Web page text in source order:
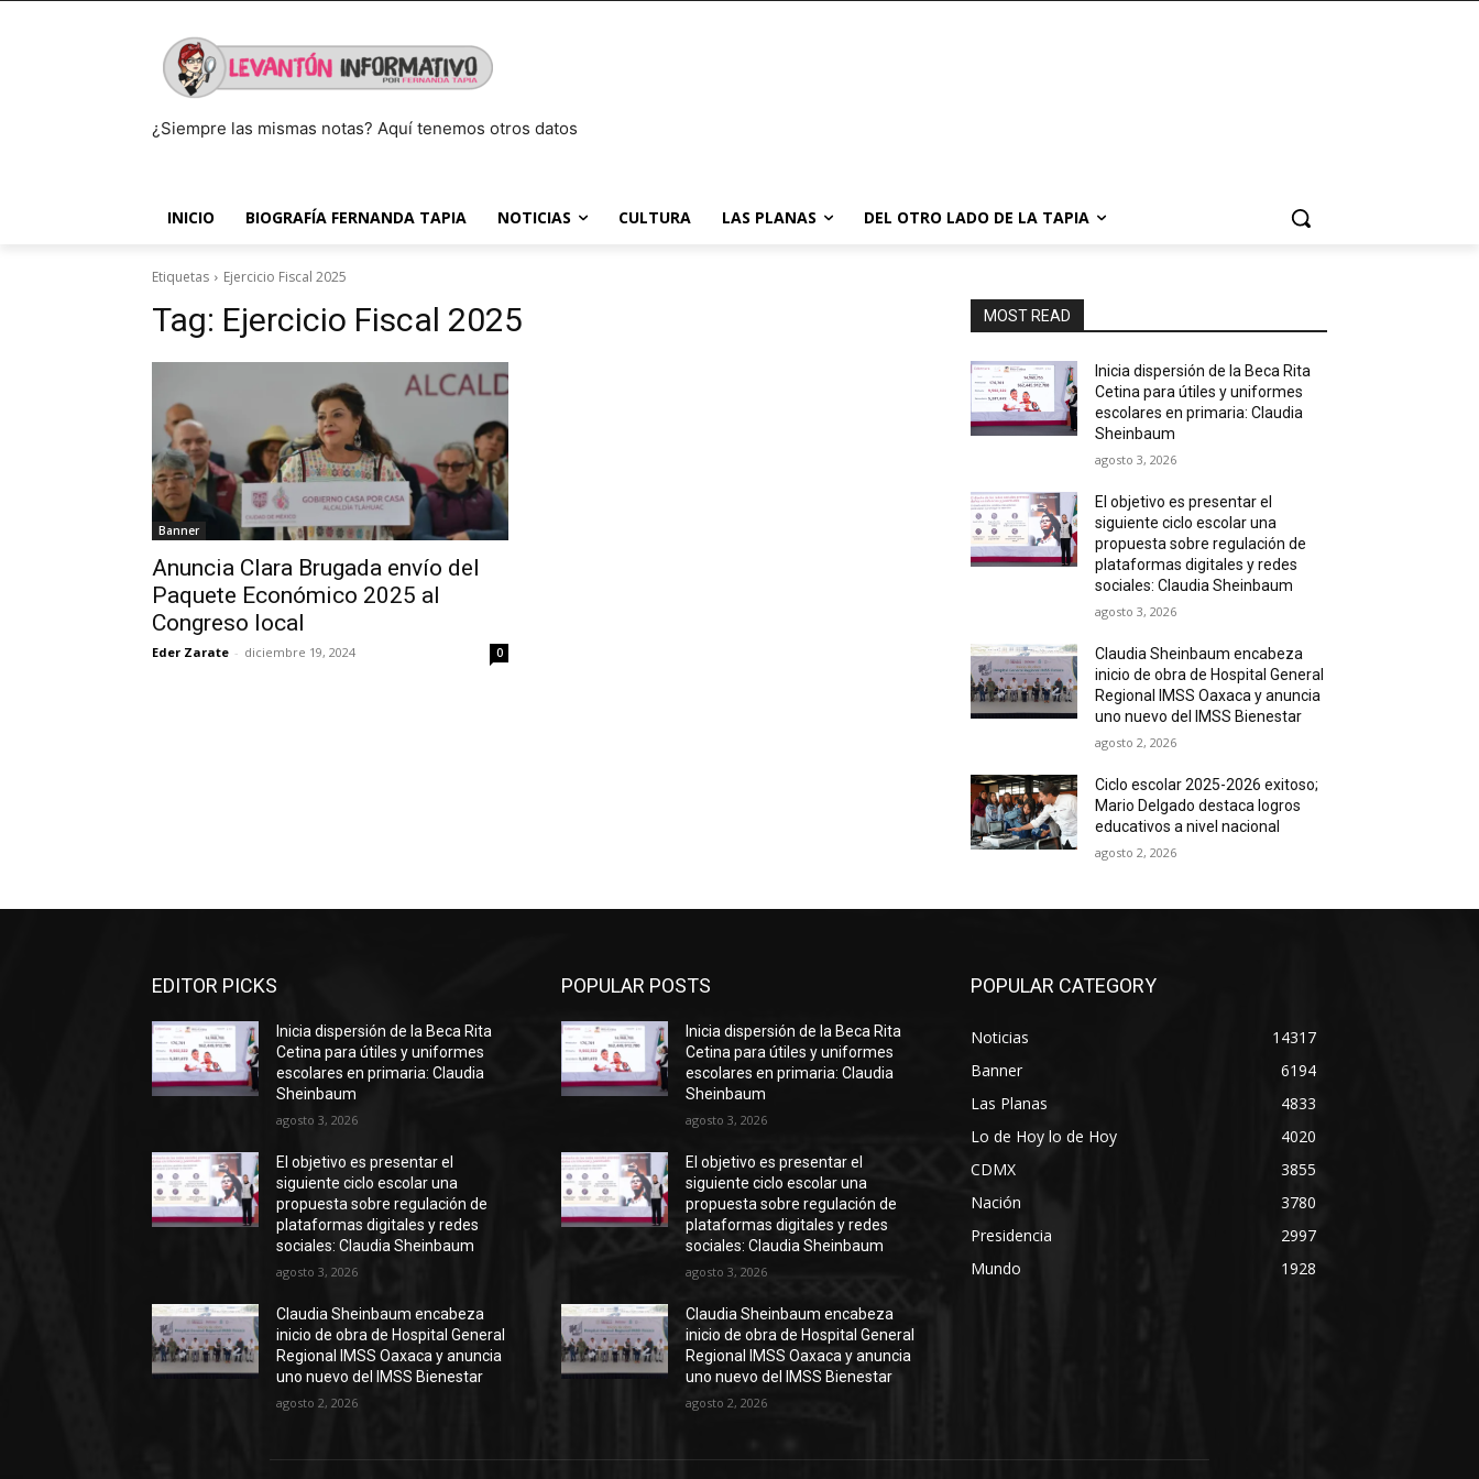
¿Siempre las mismas notas? Aquí tenemos otros datos
INICIO BIOGRAFÍA FERNANDA TAPIA NOTICIAS CULTURA LAS PLANAS DEL OTRO LADO DE LA TAPIA
Etiquetas Ejercicio Fiscal 2025
Tag: Ejercicio Fiscal 2025
Banner
Anuncia Clara Brugada envío del
Paquete Económico 2025 al
Congreso local
Eder Zarate - diciembre 19, 2024 0
MOST READ
Inicia dispersión de la Beca Rita
Cetina para útiles y uniformes
escolares en primaria: Claudia
Sheinbaum
agosto 3, 2026
El objetivo es presentar el
siguiente ciclo escolar una
propuesta sobre regulación de
plataformas digitales y redes
sociales: Claudia Sheinbaum
agosto 3, 2026
Claudia Sheinbaum encabeza
inicio de obra de Hospital General
Regional IMSS Oaxaca y anuncia
uno nuevo del IMSS Bienestar
agosto 2, 2026
Ciclo escolar 2025-2026 exitoso;
Mario Delgado destaca logros
educativos a nivel nacional
agosto 2, 2026
EDITOR PICKS
Inicia dispersión de la Beca Rita
Cetina para útiles y uniformes
escolares en primaria: Claudia
Sheinbaum
agosto 3, 2026
El objetivo es presentar el
siguiente ciclo escolar una
propuesta sobre regulación de
plataformas digitales y redes
sociales: Claudia Sheinbaum
agosto 3, 2026
Claudia Sheinbaum encabeza
inicio de obra de Hospital General
Regional IMSS Oaxaca y anuncia
uno nuevo del IMSS Bienestar
agosto 2, 2026
POPULAR POSTS
Inicia dispersión de la Beca Rita
Cetina para útiles y uniformes
escolares en primaria: Claudia
Sheinbaum
agosto 3, 2026
El objetivo es presentar el
siguiente ciclo escolar una
propuesta sobre regulación de
plataformas digitales y redes
sociales: Claudia Sheinbaum
agosto 3, 2026
Claudia Sheinbaum encabeza
inicio de obra de Hospital General
Regional IMSS Oaxaca y anuncia
uno nuevo del IMSS Bienestar
agosto 2, 2026
POPULAR CATEGORY
Noticias
14317
Banner
6194
Las Planas
4833
Lo de Hoy lo de Hoy
4020
CDMX
3855
Nación
3780
Presidencia
2997
Mundo
1928